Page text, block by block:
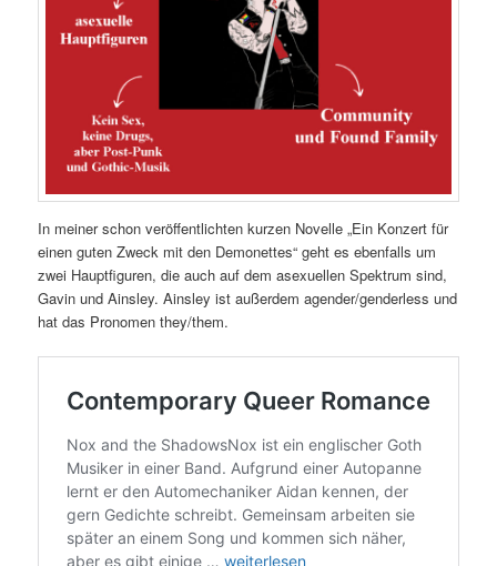
In meiner schon veröffentlichten kurzen Novelle „Ein Konzert für
einen guten Zweck mit den Demonettes“ geht es ebenfalls um
zwei Hauptfiguren, die auch auf dem asexuellen Spektrum sind,
Gavin und Ainsley. Ainsley ist außerdem agender/genderless und
hat das Pronomen they/them.